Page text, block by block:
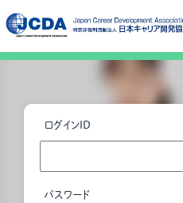
ログインID
パスワード